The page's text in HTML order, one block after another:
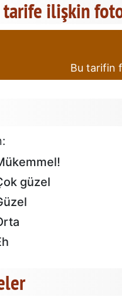
ilişkin
Bu tarifin
güzel